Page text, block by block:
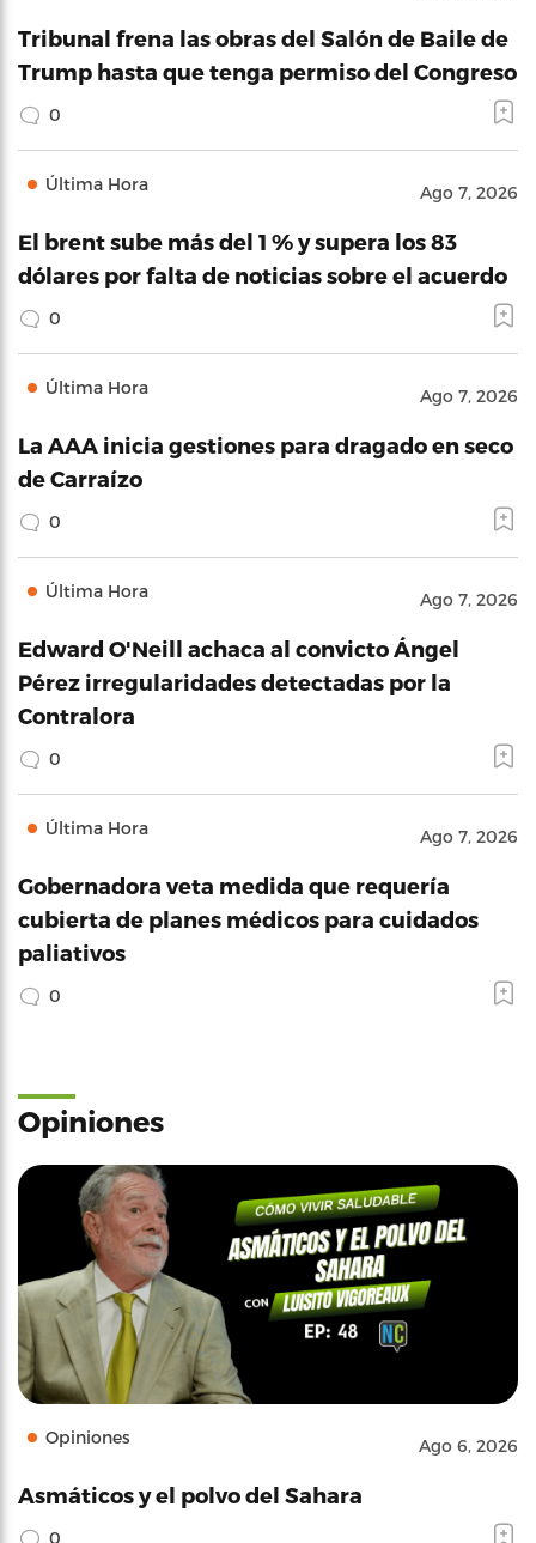
Tribunal frena las obras del Salón de Baile de
Trump hasta que tenga permiso del Congreso
0
Última Hora Ago 7, 2026
El brent sube más del 1 % y supera los 83
dólares por falta de noticias sobre el acuerdo
0
Última Hora Ago 7, 2026
La AAA inicia gestiones para dragado en seco
de Carraízo
0
Última Hora Ago 7, 2026
Edward O'Neill achaca al convicto Ángel
Pérez irregularidades detectadas por la
Contralora
0
Última Hora Ago 7, 2026
Gobernadora veta medida que requería
cubierta de planes médicos para cuidados
paliativos
0
Opiniones
Opiniones Ago 6, 2026
Asmáticos y el polvo del Sahara
0